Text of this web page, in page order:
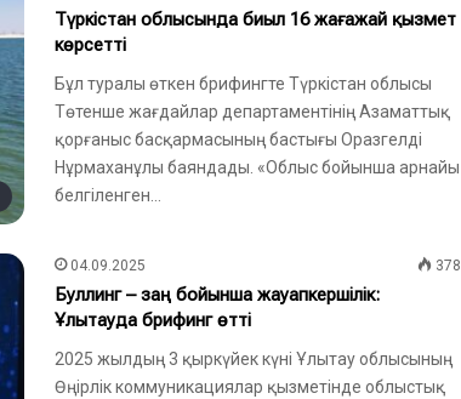
Түркістан облысында биыл 16 жағажай қызмет
көрсетті
Бұл туралы өткен брифингте Түркістан облысы
Төтенше жағдайлар департаментінің Азаматтық
қорғаныс басқармасының бастығы Оразгелді
Нұрмаханұлы баяндады. «Облыс бойынша арнайы
белгіленген…
04.09.2025 378
Буллинг – заң бойынша жауапкершілік:
Ұлытауда брифинг өтті
2025 жылдың 3 қыркүйек күні Ұлытау облысының
Өңірлік коммуникациялар қызметінде облыстық